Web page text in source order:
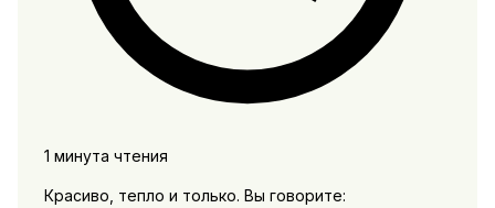
1 минута чтения
Красиво, тепло и только. Вы говорите: